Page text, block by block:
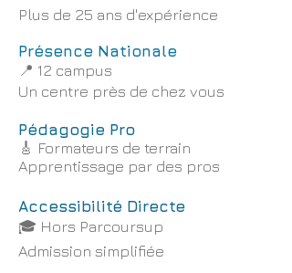
Plus de 25 ans d'expérience
Présence Nationale
📍 12 campus
Un centre près de chez vous
Pédagogie Pro
🎸 Formateurs de terrain
Apprentissage par des pros
Accessibilité Directe
🎓 Hors Parcoursup
Admission simplifiée